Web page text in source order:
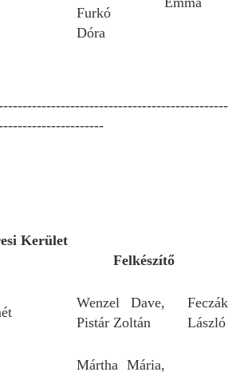
Furkó
Dóra
Esperesi
Wenzel Dave,
Pistár Zoltán
Feczák
László
Mártha Mária,